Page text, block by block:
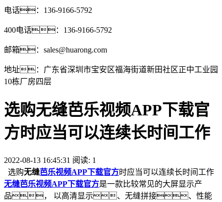
电话：136-9166-5792
400电话：136-9166-5792
邮箱：sales@huarong.com
地址：广东省深圳市宝安区福海街道新田社区正中工业园
10栋厂房四层
选购无缝芭乐视频APP下载官
方时应当可以连续长时间工作
2022-08-13 16:45:31 阅读: 1
选购无缝芭乐视频APP下载官方时应当可以连续长时间工作
无缝芭乐视频APP下载官方是一款比较常见的大屏显示产
品， 以高清显示、无缝拼接、性能